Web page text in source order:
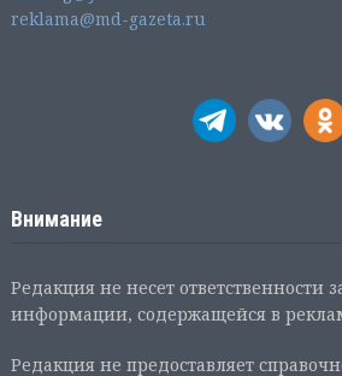
reklama@md-gazeta.ru
Внимание
Редакция не несет ответственности
информации, содержащейся в
Редакция не предоставляет